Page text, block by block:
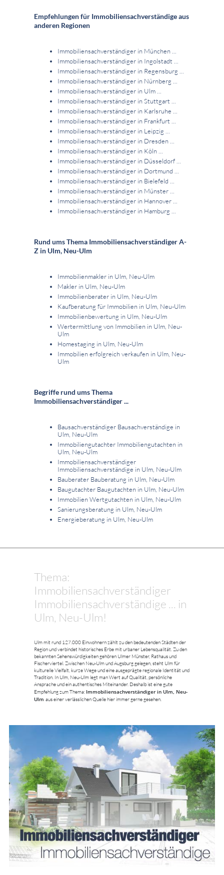
Empfehlungen für Immobiliensachverständige aus
anderen Regionen
Immobiliensachverständiger in München ...
Immobiliensachverständiger in Ingolstadt ...
Immobiliensachverständiger in Regensburg ...
Immobiliensachverständiger in Nürnberg ...
Immobiliensachverständiger in Ulm ...
Immobiliensachverständiger in Stuttgart ...
Immobiliensachverständiger in Karlsruhe ...
Immobiliensachverständiger in Frankfurt ...
Immobiliensachverständiger in Leipzig ...
Immobiliensachverständiger in Dresden ...
Immobiliensachverständiger in Köln ...
Immobiliensachverständiger in Düsseldorf ...
Immobiliensachverständiger in Dortmund ...
Immobiliensachverständiger in Bielefeld ...
Immobiliensachverständiger in Münster ...
Immobiliensachverständiger in Hannover ...
Immobiliensachverständiger in Hamburg ...
Rund ums Thema Immobiliensachverständiger A-
Z in Ulm, Neu-Ulm
Immobilienmakler in Ulm, Neu-Ulm
Makler in Ulm, Neu-Ulm
Immobilienberater in Ulm, Neu-Ulm
Kaufberatung für Immobilien in Ulm, Neu-Ulm
Immobilienbewertung in Ulm, Neu-Ulm
Wertermittlung von Immobilien in Ulm, Neu-
Ulm
Homestaging in Ulm, Neu-Ulm
Immobilien erfolgreich verkaufen in Ulm, Neu-
Ulm
Begriffe rund ums Thema
Immobiliensachverständiger ...
Bausachverständiger Bausachverständige in
Ulm, Neu-Ulm
Immobiliengutachter Immobiliengutachten in
Ulm, Neu-Ulm
Immobiliensachverständiger
Immobiliensachverständige in Ulm, Neu-Ulm
Bauberater Bauberatung in Ulm, Neu-Ulm
Baugutachter Baugutachten in Ulm, Neu-Ulm
Immobilien Wertgutachten in Ulm, Neu-Ulm
Sanierungsberatung in Ulm, Neu-Ulm
Energieberatung in Ulm, Neu-Ulm
Thema:
Immobiliensachverständiger
Immobiliensachverständige ... in
Ulm, Neu-Ulm!
Ulm mit rund 127.000 Einwohnern zählt zu den bedeutenden Städten der
Region und verbindet historisches Erbe mit urbaner Lebensqualität. Zu den
bekannten Sehenswürdigkeiten gehören Ulmer Münster, Rathaus und
Fischerviertel. Zwischen Neu-Ulm und Augsburg gelegen, steht Ulm für
kulturelle Vielfalt, kurze Wege und eine ausgeprägte regionale Identität und
Tradition. In Ulm, Neu-Ulm legt man Wert auf Qualität, persönliche
Ansprache und ein authentisches Miteinander. Deshalb ist eine gute
Empfehlung zum Thema: Immobiliensachverständiger in Ulm, Neu-
Ulm aus einer verlässlichen Quelle hier immer gerne gesehen.